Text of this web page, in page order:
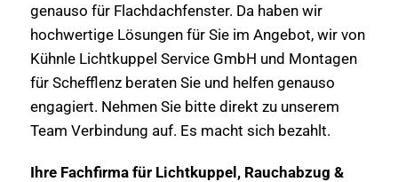
genauso für Flachdachfenster. Da haben wir
hochwertige Lösungen für Sie im Angebot, wir von
Kühnle Lichtkuppel Service GmbH und Montagen
für Schefflenz beraten Sie und helfen genauso
engagiert. Nehmen Sie bitte direkt zu unserem
Team Verbindung auf. Es macht sich bezahlt.
Ihre Fachfirma für Lichtkuppel, Rauchabzug &